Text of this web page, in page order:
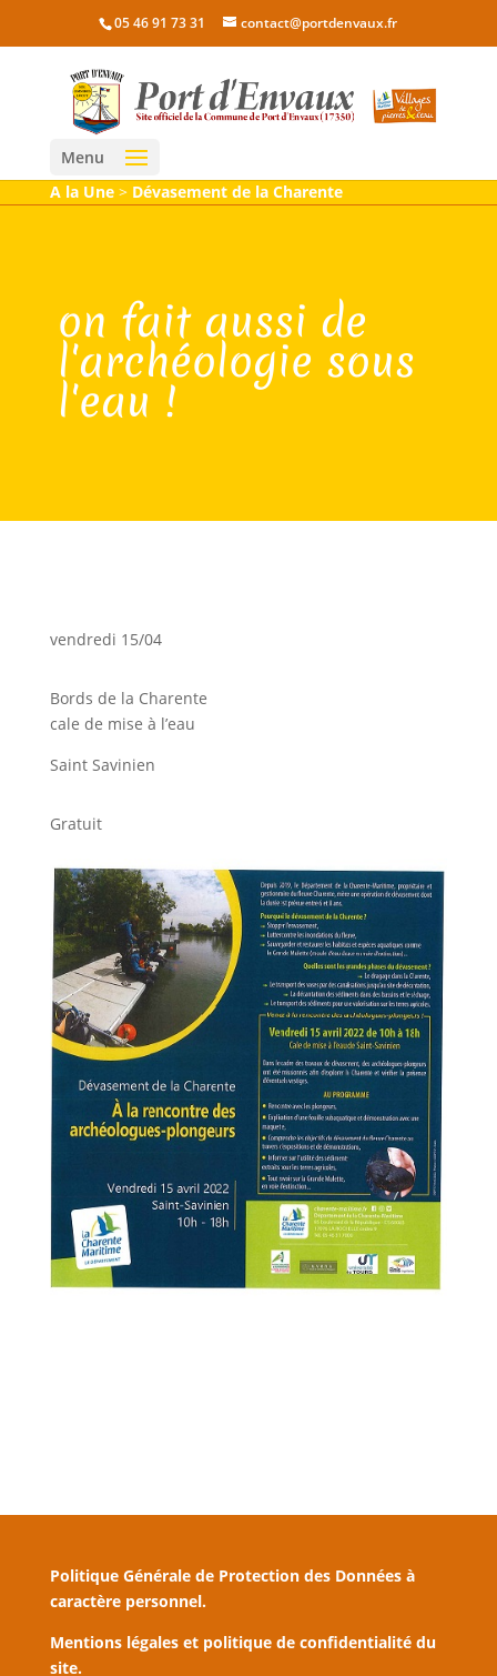
05 46 91 73 31 contact@portdenvaux.fr
Menu
A la Une> Dévasement de la Charente
on fait aussi de
l'archéologie sous
l'eau !
vendredi 15/04
Bords de la Charente
cale de mise à l’eau
Saint Savinien
Gratuit
Politique Générale de Protection des Données à
caractère personnel.
Mentions légales et politique de confidentialité du
site.